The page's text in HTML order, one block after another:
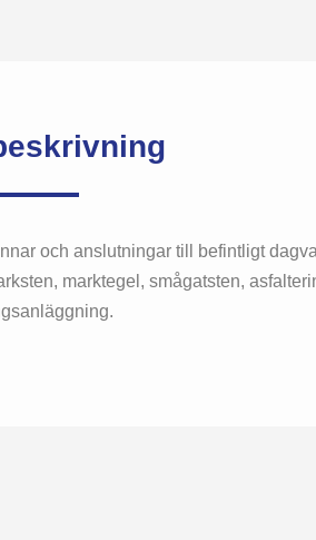
och anslutningar till befintligt
marktegel, smågatsten,